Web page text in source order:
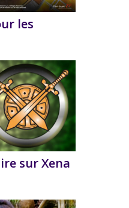
les
sur Xena